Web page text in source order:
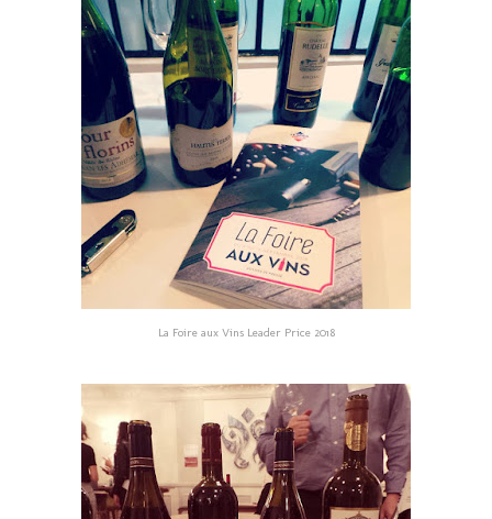
La Foire aux Vins Leader Price 2018